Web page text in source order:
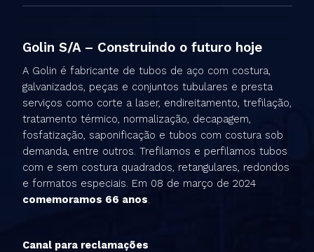
Golin S/A – Construindo o futuro hoje
A Golin é fabricante de tubos de aço com costura,
galvanizados, peças e conjuntos tubulares e presta
serviços como corte a laser, endireitamento, trefilação,
tratamento térmico, normalização, decapagem,
fosfatização, saponificação e tubos com costura sob
demanda, entre outros. Trefilamos e perfilamos tubos
com e sem costura quadrados, retangulares, redondos
e formatos especiais. Em 08 de março de 2024
comemoramos 66 anos.
Canal para reclamações